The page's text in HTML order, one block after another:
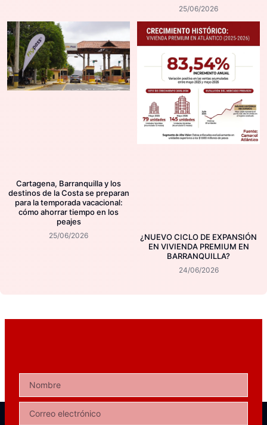
25/06/2026
Cartagena, Barranquilla y los
destinos de la Costa se preparan
para la temporada vacacional:
cómo ahorrar tiempo en los
peajes
25/06/2026
¿NUEVO CICLO DE EXPANSIÓN
EN VIVIENDA PREMIUM EN
BARRANQUILLA?
24/06/2026